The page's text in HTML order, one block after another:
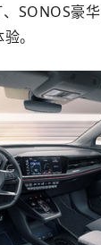
SONOS豪
。